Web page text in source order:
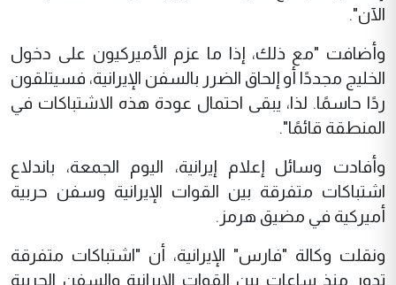
الآن".
وأضافت "مع ذلك، إذا ما عزم الأميركيون على دخول
الخليج مجددًا أو إلحاق الضرر بالسفن الإيرانية، فسيتلقون
ردًا حاسمًا. لذا، يبقى احتمال عودة هذه الاشتباكات في
المنطقة قائمًا".
وأفادت وسائل إعلام إيرانية، اليوم الجمعة، باندلاع
اشتباكات متفرقة بين القوات الإيرانية وسفن حربية
أميركية في مضيق هرمز.
ونقلت وكالة "فارس" الإيرانية، أن "اشتباكات متفرقة
تدور منذ ساعات بين القوات الإيرانية والسفن الحربية